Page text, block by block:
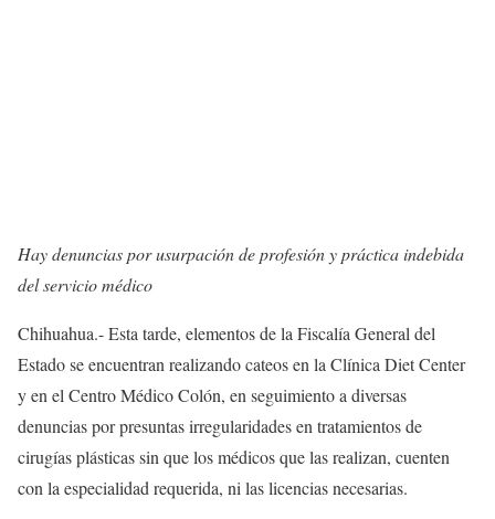
Hay denuncias por usurpación de profesión y práctica indebida
del servicio médico
Chihuahua.- Esta tarde, elementos de la Fiscalía General del
Estado se encuentran realizando cateos en la Clínica Diet Center
y en el Centro Médico Colón, en seguimiento a diversas
denuncias por presuntas irregularidades en tratamientos de
cirugías plásticas sin que los médicos que las realizan, cuenten
con la especialidad requerida, ni las licencias necesarias.